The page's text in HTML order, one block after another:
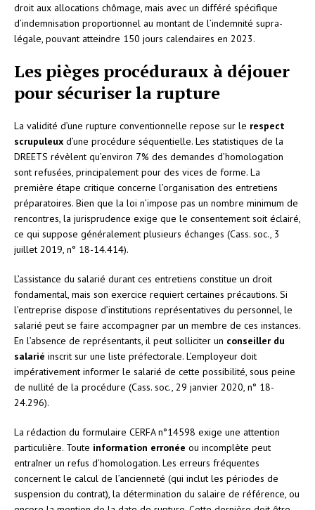
droit aux allocations chômage, mais avec un différé spécifique
d’indemnisation proportionnel au montant de l’indemnité supra-
légale, pouvant atteindre 150 jours calendaires en 2023.
Les pièges procéduraux à déjouer
pour sécuriser la rupture
La validité d’une rupture conventionnelle repose sur le respect
scrupuleux d’une procédure séquentielle. Les statistiques de la
DREETS révèlent qu’environ 7% des demandes d’homologation
sont refusées, principalement pour des vices de forme. La
première étape critique concerne l’organisation des entretiens
préparatoires. Bien que la loi n’impose pas un nombre minimum de
rencontres, la jurisprudence exige que le consentement soit éclairé,
ce qui suppose généralement plusieurs échanges (Cass. soc., 3
juillet 2019, n° 18-14.414).
L’assistance du salarié durant ces entretiens constitue un droit
fondamental, mais son exercice requiert certaines précautions. Si
l’entreprise dispose d’institutions représentatives du personnel, le
salarié peut se faire accompagner par un membre de ces instances.
En l’absence de représentants, il peut solliciter un conseiller du
salarié inscrit sur une liste préfectorale. L’employeur doit
impérativement informer le salarié de cette possibilité, sous peine
de nullité de la procédure (Cass. soc., 29 janvier 2020, n° 18-
24.296).
La rédaction du formulaire CERFA n°14598 exige une attention
particulière. Toute information erronée ou incomplète peut
entraîner un refus d’homologation. Les erreurs fréquentes
concernent le calcul de l’ancienneté (qui inclut les périodes de
suspension du contrat), la détermination du salaire de référence, ou